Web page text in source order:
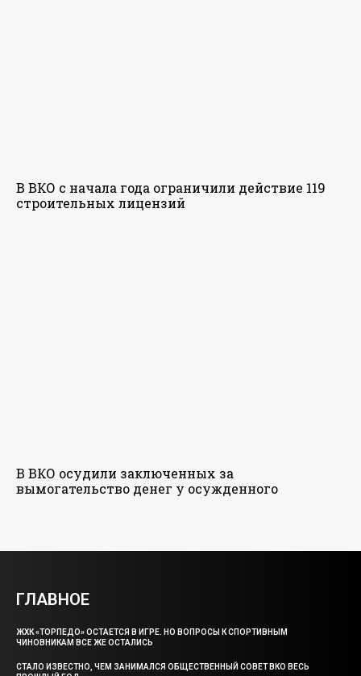
В ВКО с начала года ограничили действие 119
строительных лицензий
В ВКО осудили заключенных за
вымогательство денег у осужденного
ГЛАВНОЕ
ЖХК «ТОРПЕДО» ОСТАЕТСЯ В ИГРЕ. НО ВОПРОСЫ К СПОРТИВНЫМ
ЧИНОВНИКАМ ВСЕ ЖЕ ОСТАЛИСЬ
СТАЛО ИЗВЕСТНО, ЧЕМ ЗАНИМАЛСЯ ОБЩЕСТВЕННЫЙ СОВЕТ ВКО ВЕСЬ